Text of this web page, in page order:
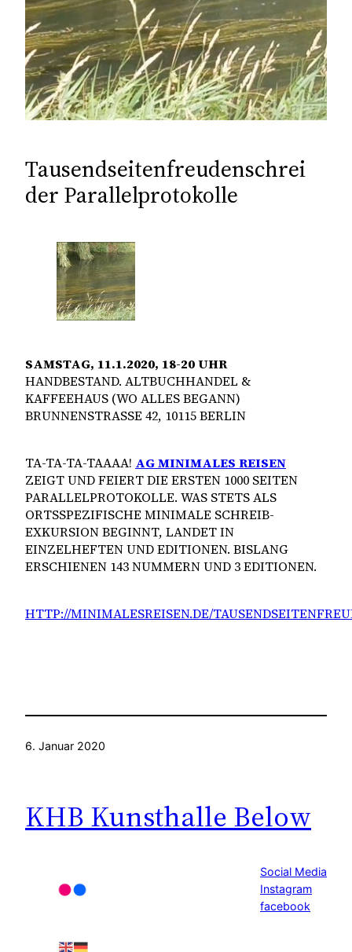
Tausendseitenfreudenschrei
der Parallelprotokolle
SAMSTAG, 11.1.2020, 18-20 UHR
HANDBESTAND. ALTBUCHHANDEL &
KAFFEEHAUS (WO ALLES BEGANN)
BRUNNENSTRASSE 42, 10115 BERLIN
TA-TA-TA-TAAAA! AG MINIMALES REISEN
ZEIGT UND FEIERT DIE ERSTEN 1000 SEITEN
PARALLELPROTOKOLLE. WAS STETS ALS
ORTSSPEZIFISCHE MINIMALE SCHREIB-
EXKURSION BEGINNT, LANDET IN
EINZELHEFTEN UND EDITIONEN. BISLANG
ERSCHIENEN 143 NUMMERN UND 3 EDITIONEN.
HTTP://MINIMALESREISEN.DE/
6. Januar 2020
KHB Kunsthalle Below
Social Media
Instagram
facebook